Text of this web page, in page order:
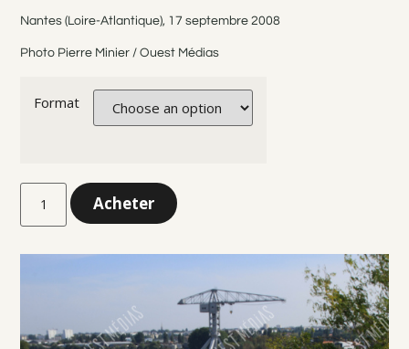
Nantes (Loire-Atlantique), 17 septembre 2008
Photo Pierre Minier / Ouest Médias
Format
Acheter